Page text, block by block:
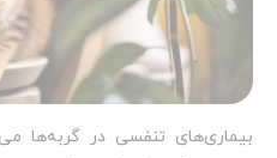
بیماری‌های تنفسی در گربه‌ها